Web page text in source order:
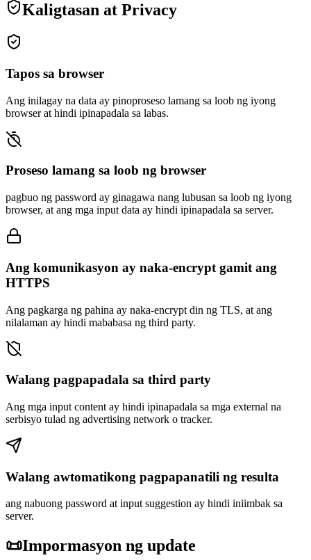
Kaligtasan at Privacy
Tapos sa browser
Ang inilagay na data ay pinoproseso lamang sa loob ng iyong
browser at hindi ipinapadala sa labas.
Proseso lamang sa loob ng browser
pagbuo ng password ay ginagawa nang lubusan sa loob ng iyong
browser, at ang mga input data ay hindi ipinapadala sa server.
Ang komunikasyon ay naka-encrypt gamit ang
HTTPS
Ang pagkarga ng pahina ay naka-encrypt din ng TLS, at ang
nilalaman ay hindi mababasa ng third party.
Walang pagpapadala sa third party
Ang mga input content ay hindi ipinapadala sa mga external na
serbisyo tulad ng advertising network o tracker.
Walang awtomatikong pagpapanatili ng resulta
ang nabuong password at input suggestion ay hindi iniimbak sa
server.
📜Impormasyon ng update